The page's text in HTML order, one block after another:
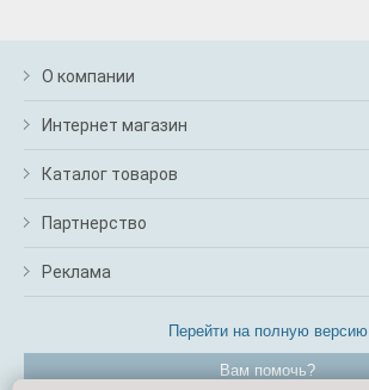
О компании
Интернет магазин
Каталог товаров
Партнерство
Реклама
Перейти на полную версию
Вам помочь?